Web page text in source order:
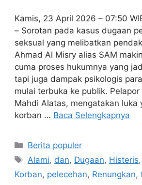
Kamis, 23 April 2026 – 07:50
– Sorotan pada kasus dugaan
seksual yang melibatkan
Ahmad Al Misry alias SAM
cuma proses hukumnya yang
tapi juga dampak psikologis
mulai terbuka ke publik.
Mahdi Alatas, mengatakan luka
korban … Baca Selengkapnya
Kategori
Berita populer
Tag
Alami, dan, Dugaan, Histeris,
Korban, pelecehan, Renungkan,